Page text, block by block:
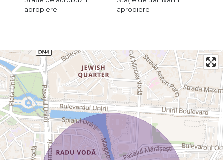
apropiere
apropiere